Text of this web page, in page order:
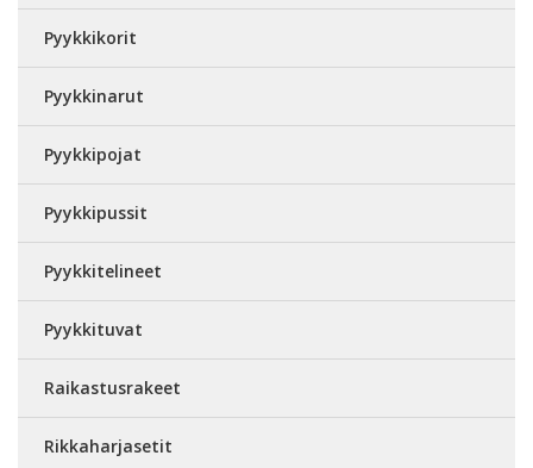
Pyykkikorit
Pyykkinarut
Pyykkipojat
Pyykkipussit
Pyykkitelineet
Pyykkituvat
Raikastusrakeet
Rikkaharjasetit